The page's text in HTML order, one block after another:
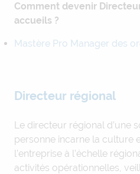
Comment devenir
accueils ?
Mastère Pro Manager des
Directeur régional
Le directeur régional d’une
personne incarne la culture
l’entreprise à l’échelle
activités opérationnelles,